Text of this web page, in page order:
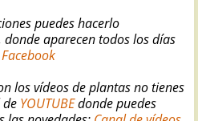
puedes hacerlo
donde aparecen todos los días
los vídeos de plantas no tienes
YOUTUBEdonde puedes